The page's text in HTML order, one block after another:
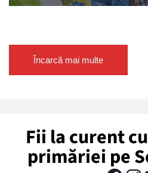
Încarcă mai multe
Fii la curent
primăriei pe